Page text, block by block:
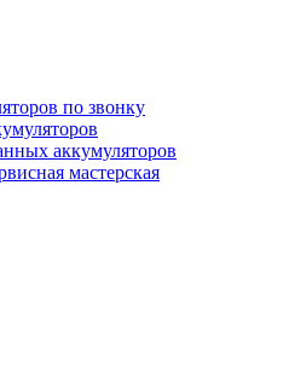
по звонку
аккумуляторов
мастерская